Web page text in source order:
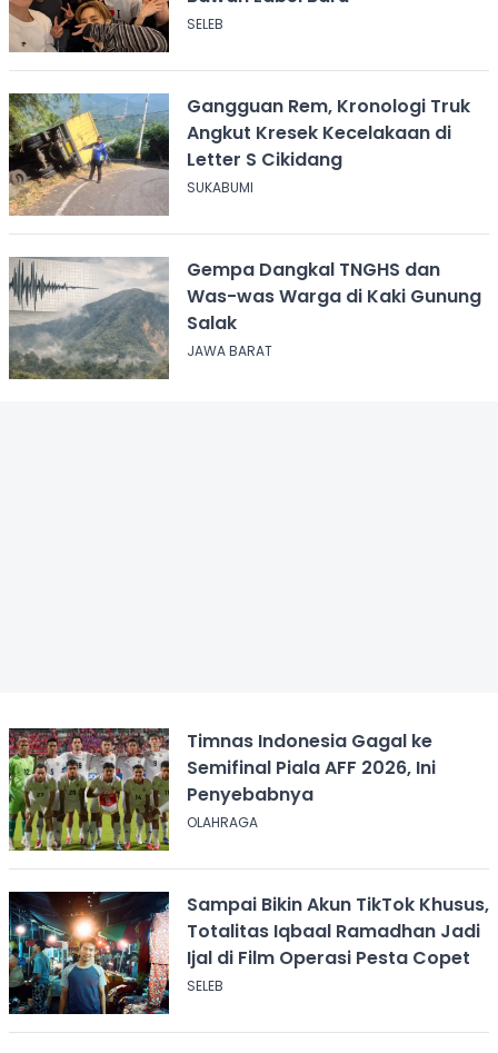
SELEB
Gangguan Rem, Kronologi Truk
Angkut Kresek Kecelakaan di
Letter S Cikidang
SUKABUMI
Gempa Dangkal TNGHS dan
Was-was Warga di Kaki Gunung
Salak
JAWA BARAT
Timnas Indonesia Gagal ke
Semifinal Piala AFF 2026, Ini
Penyebabnya
OLAHRAGA
Sampai Bikin Akun TikTok Khusus,
Totalitas Iqbaal Ramadhan Jadi
Ijal di Film Operasi Pesta Copet
SELEB